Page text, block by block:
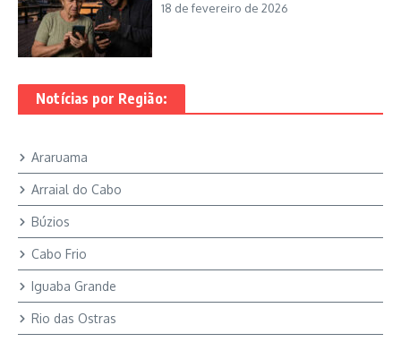
18 de fevereiro de 2026
Notícias por Região:
Araruama
Arraial do Cabo
Búzios
Cabo Frio
Iguaba Grande
Rio das Ostras